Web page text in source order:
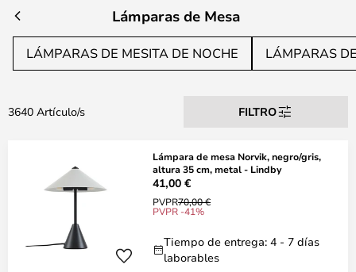
Lámparas de Mesa
LÁMPARAS DE MESITA DE NOCHE LÁMPARAS
3640 Artículo/s FILTRO
Lámpara de mesa Norvik, negro/gris,
altura 35 cm, metal - Lindby
41,00 €
PVPR70,00 €
PVPR -41%
Tiempo de entrega: 4 - 7 días
laborables